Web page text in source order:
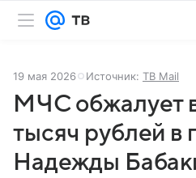
19 мая 2026 Источник: ТВ Mail
МЧС обжалует
тысяч рублей в
Надежды